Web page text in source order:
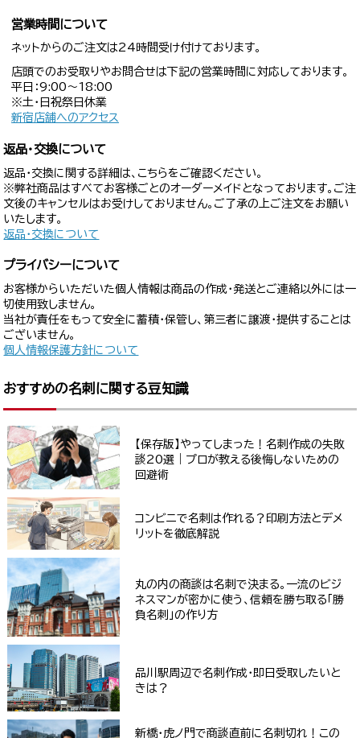
営業時間について
ネットからのご注文は24時間受け付けております。
店頭でのお受取りやお問合せは下記の営業時間に対応しております。
平日：9:00〜18:00
※土・日祝祭日休業
新宿店舗へのアクセス
返品・交換について
返品・交換に関する詳細は、こちらをご確認ください。
※弊社商品はすべてお客様ごとのオーダーメイドとなっております。ご注
文後のキャンセルはお受けしておりません。ご了承の上ご注文をお願い
いたします。
返品・交換について
プライバシーについて
お客様からいただいた個人情報は商品の作成・発送とご連絡以外には一
切使用致しません。
当社が責任をもって安全に蓄積・保管し、第三者に譲渡・提供することは
ございません。
個人情報保護方針について
おすすめの名刺に関する豆知識
【保存版】やってしまった！名刺作成の失敗
談20選｜プロが教える後悔しないための
回避術
コンビニで名刺は作れる？印刷方法とデメ
リットを徹底解説
丸の内の商談は名刺で決まる。一流のビジ
ネスマンが密かに使う、信頼を勝ち取る「勝
負名刺」の作り方
品川駅周辺で名刺作成・即日受取したいと
きは？
新橋・虎ノ門で商談直前に名刺切れ！この